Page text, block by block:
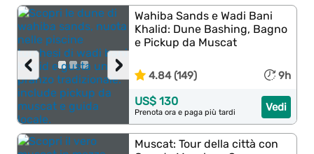
›
‹
Wahiba Sands e Wadi Bani
Khalid: Dune Bashing, Bagno
e Pickup da Muscat
4.84 (149) 9h
Vedi
US$ 130
Prenota ora e paga più tardi
Muscat: Tour della città con